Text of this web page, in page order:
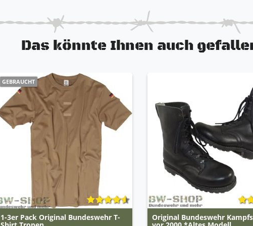
Das könnte Ihnen auch
GEBRAUCHT
1-3er Pack Original Bundeswehr T- Original Bundeswehr